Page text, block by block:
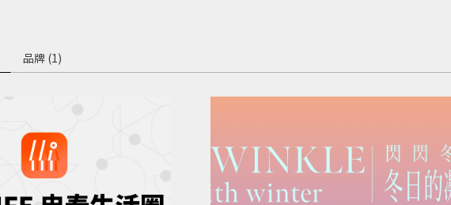
品牌 (1)